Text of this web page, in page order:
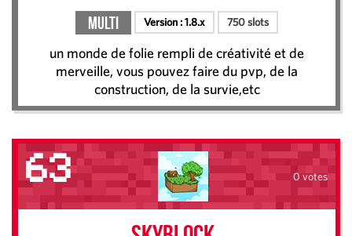
Multi Version :1.8.x 750 slots
un monde de folie rempli de créativité et de
merveille, vous pouvez faire du pvp, de la
construction, de la survie,etc
63 0 votes